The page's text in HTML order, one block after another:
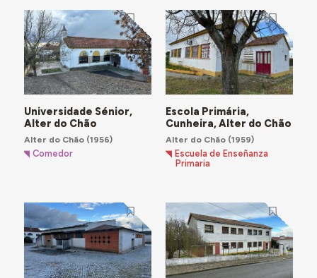
Universidade Sénior,
Alter do Chão
Alter do Chão(1956)
Comedor
Escola Primária,
Cunheira, Alter do Chão
Alter do Chão(1959)
Escuela de Enseñanza
Primaria